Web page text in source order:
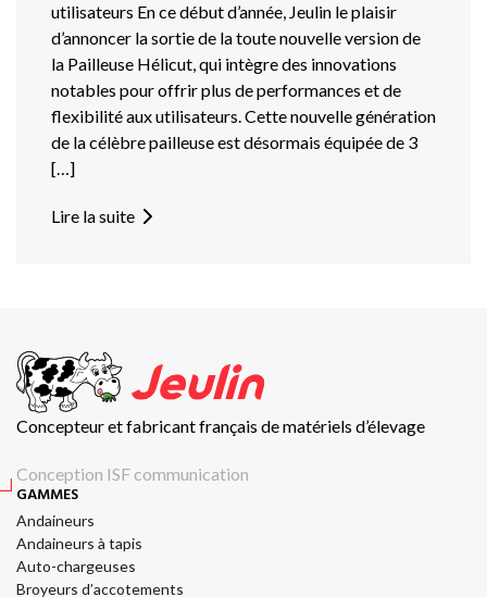
utilisateurs En ce début d’année, Jeulin le plaisir
d’annoncer la sortie de la toute nouvelle version de
la Pailleuse Hélicut, qui intègre des innovations
notables pour offrir plus de performances et de
flexibilité aux utilisateurs. Cette nouvelle génération
de la célèbre pailleuse est désormais équipée de 3
[…]
Lire la suite
Concepteur et fabricant français de matériels d’élevage
Conception ISF communication
GAMMES
Andaineurs
Andaineurs à tapis
Auto-chargeuses
Broyeurs d’accotements